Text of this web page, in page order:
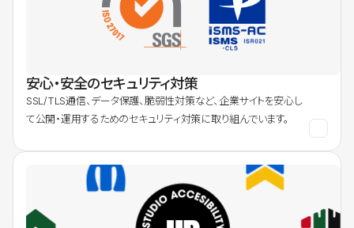
安心・安全のセキュリティ対策
SSL/TLS通信、データ保護、脆弱性対策など、企業サイトを安心し
て公開・運用するためのセキュリティ対策に取り組んでいます。